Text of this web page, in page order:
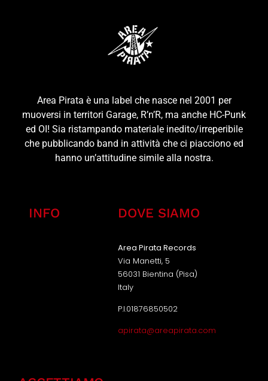
Area Pirata è una label che nasce nel 2001 per
muoversi in territori Garage, R’n’R, ma anche HC-Punk
ed OI! Sia ristampando materiale inedito/irreperibile
che pubblicando band in attività che ci piacciono ed
hanno un’attitudine simile alla nostra.
INFO DOVE SIAMO
Area Pirata Records
Via Manetti, 5
56031 Bientina (Pisa)
Italy
P.I.01876850502
apirata@areapirata.com